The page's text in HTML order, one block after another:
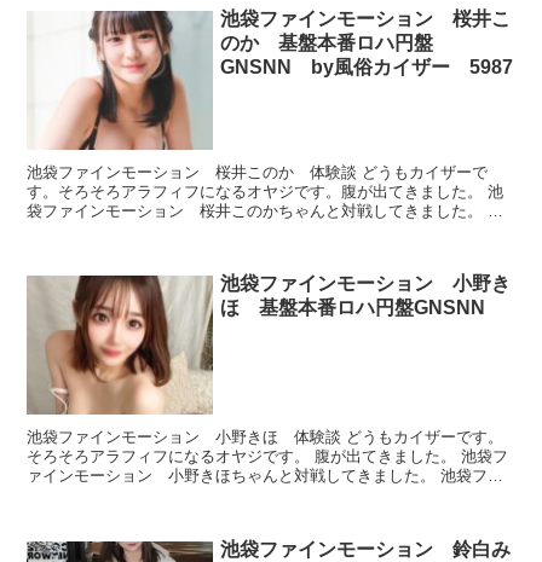
池袋ファインモーション 桜井こ
のか 基盤本番ロハ円盤
GNSNN by風俗カイザー 5987
池袋ファインモーション 桜井このか 体験談 どうもカイザーで
す。そろそろアラフィフになるオヤジです。腹が出てきました。 池
袋ファインモーション 桜井このかちゃんと対戦してきました。 池
池袋ファインモーション 小野き
ほ 基盤本番ロハ円盤GNSNN
池袋ファインモーション 小野きほ 体験談 どうもカイザーです。
そろそろアラフィフになるオヤジです。 腹が出てきました。 池袋フ
ァインモーション 小野きほちゃんと対戦してきました。 池袋ファ
池袋ファインモーション 鈴白み